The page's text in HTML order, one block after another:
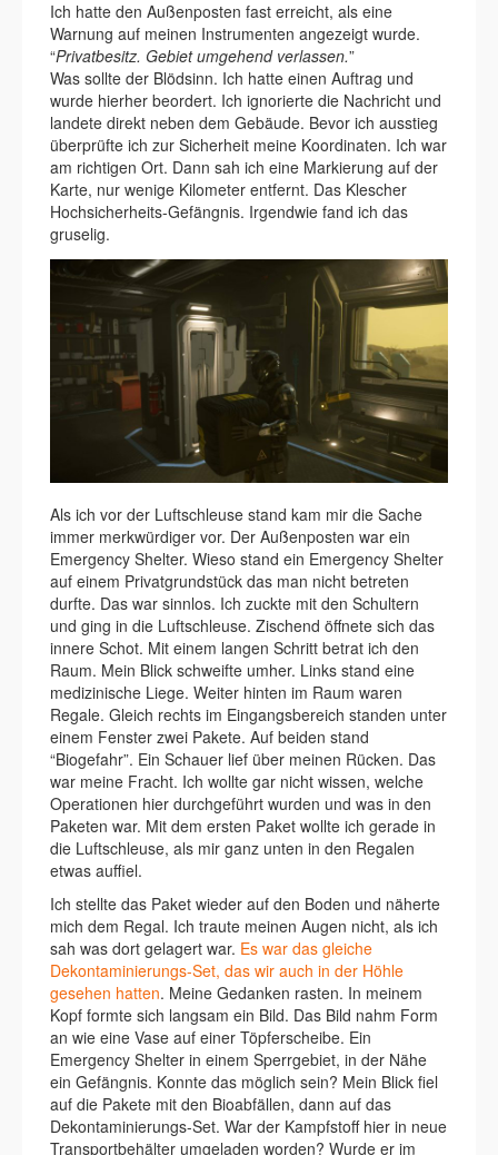
Ich hatte den Außenposten fast erreicht, als eine
Warnung auf meinen Instrumenten angezeigt wurde.
“Privatbesitz. Gebiet umgehend verlassen.”
Was sollte der Blödsinn. Ich hatte einen Auftrag und
wurde hierher beordert. Ich ignorierte die Nachricht und
landete direkt neben dem Gebäude. Bevor ich ausstieg
überprüfte ich zur Sicherheit meine Koordinaten. Ich war
am richtigen Ort. Dann sah ich eine Markierung auf der
Karte, nur wenige Kilometer entfernt. Das Klescher
Hochsicherheits-Gefängnis. Irgendwie fand ich das
gruselig.
Als ich vor der Luftschleuse stand kam mir die Sache
immer merkwürdiger vor. Der Außenposten war ein
Emergency Shelter. Wieso stand ein Emergency Shelter
auf einem Privatgrundstück das man nicht betreten
durfte. Das war sinnlos. Ich zuckte mit den Schultern
und ging in die Luftschleuse. Zischend öffnete sich das
innere Schot. Mit einem langen Schritt betrat ich den
Raum. Mein Blick schweifte umher. Links stand eine
medizinische Liege. Weiter hinten im Raum waren
Regale. Gleich rechts im Eingangsbereich standen unter
einem Fenster zwei Pakete. Auf beiden stand
“Biogefahr”. Ein Schauer lief über meinen Rücken. Das
war meine Fracht. Ich wollte gar nicht wissen, welche
Operationen hier durchgeführt wurden und was in den
Paketen war. Mit dem ersten Paket wollte ich gerade in
die Luftschleuse, als mir ganz unten in den Regalen
etwas auffiel.
Ich stellte das Paket wieder auf den Boden und näherte
mich dem Regal. Ich traute meinen Augen nicht, als ich
sah was dort gelagert war. Es war das gleiche
Dekontaminierungs-Set, das wir auch in der Höhle
gesehen hatten. Meine Gedanken rasten. In meinem
Kopf formte sich langsam ein Bild. Das Bild nahm Form
an wie eine Vase auf einer Töpferscheibe. Ein
Emergency Shelter in einem Sperrgebiet, in der Nähe
ein Gefängnis. Konnte das möglich sein? Mein Blick fiel
auf die Pakete mit den Bioabfällen, dann auf das
Dekontaminierungs-Set. War der Kampfstoff hier in neue
Transportbehälter umgeladen worden? Wurde er im